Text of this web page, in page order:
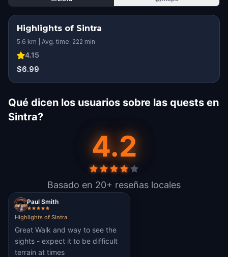
Highlights of Sintra
5.6 km | Avg. time: 222 min
4.15
$6.99
Qué dicen los usuarios sobre las quests en
Sintra?
4.2
Basado en 20+ reseñas locales
Paul Smith
Highlights of Sintra
Great Walk and way to see the
sights - expect it to be difficult
terrain at times